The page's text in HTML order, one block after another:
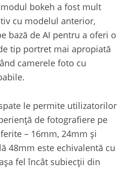
bokeh a fost mult
cu modelul anterior,
bază de AI pentru a oferi o
tip portret mai apropiată
camerele foto cu
le permite utilizatorilor
de fotografiere pe
– 16mm, 24mm și
48mm este echivalentă cu
fel încât subiecții din